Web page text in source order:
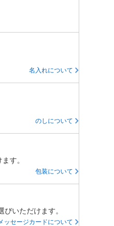
名入れについて
のしについて
す。
包装について
いただけます。
ッセージカードについて